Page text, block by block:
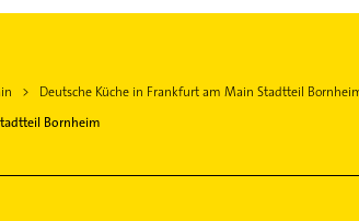
Deutsche Küche in Frankfurt am Main Stadtteil
Bornheim